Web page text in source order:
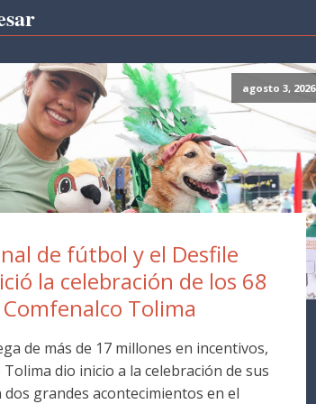
agosto 3, 2026
de fútbol y el Desfile
la celebración de los 68
Tolima
de más de 17 millones en incentivos,
dio inicio a la celebración de sus
dos grandes acontecimientos en el